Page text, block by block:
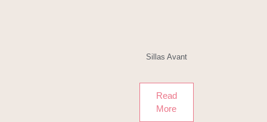
Sillas Avant
Read
More